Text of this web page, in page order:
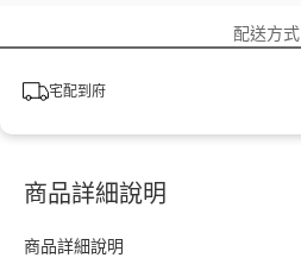
配送方式
宅配到府
商品詳細說明
商品詳細說明